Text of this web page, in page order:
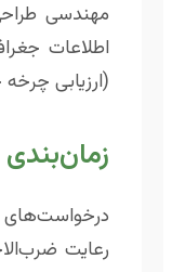
(ارزیابی
درخواست‌های
رعایت